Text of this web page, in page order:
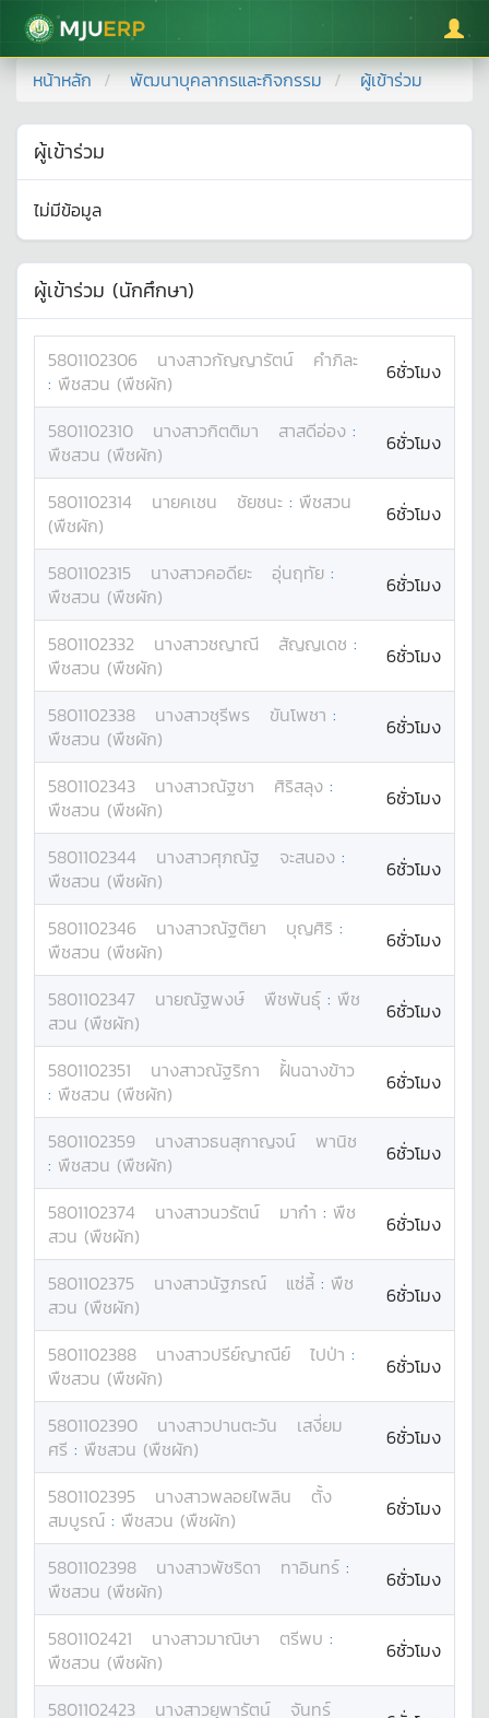
มหาวิทยาลัยแม่โจ้
หน้าหลัก พัฒนาบุคลากรและกิจกรรม ผู้เข้าร่วม
ผู้เข้าร่วม
ไม่มีข้อมูล
ผู้เข้าร่วม (นักศึกษา)
5801102306 นางสาวกัญญารัตน์
คำภิละ
: พืชสวน (พืชผัก) 6ชั่วโมง
5801102310 นางสาวกิตติมา สาสดีอ่อง :
พืชสวน (พืชผัก)
6ชั่วโมง
5801102314 นายคเชน ชัยชนะ : พืชสวน
(พืชผัก)
6ชั่วโมง
5801102315 นางสาวคอดียะ อุ่นฤทัย :
พืชสวน (พืชผัก)
6ชั่วโมง
5801102332 นางสาวชญาณี สัญญเดช :
พืชสวน (พืชผัก)
6ชั่วโมง
5801102338 นางสาวชุรีพร ขันโพชา :
พืชสวน (พืชผัก)
6ชั่วโมง
5801102343 นางสาวณัฐชา ศิริสลุง :
พืชสวน (พืชผัก)
6ชั่วโมง
5801102344 นางสาวศุภณัฐ จะสนอง :
พืชสวน (พืชผัก)
6ชั่วโมง
5801102346 นางสาวณัฐติยา บุญศิริ :
พืชสวน (พืชผัก)
6ชั่วโมง
5801102347 นายณัฐพงษ์ พืชพันธุ์ : พืช
สวน (พืชผัก)
6ชั่วโมง
5801102351 นางสาวณัฐริกา
ฝั้นฉางข้าว
: พืชสวน (พืชผัก) 6ชั่วโมง
5801102359 นางสาวธนสุกาญจน์
พานิช
: พืชสวน (พืชผัก) 6ชั่วโมง
5801102374 นางสาวนวรัตน์ มาก๋า : พืช
สวน (พืชผัก)
6ชั่วโมง
5801102375 นางสาวนัฐภรณ์ แซ่ลี้ : พืช
สวน (พืชผัก)
6ชั่วโมง
5801102388 นางสาวปรีย์ญาณีย์ ไปป่า :
พืชสวน (พืชผัก)
6ชั่วโมง
5801102390 นางสาวปานตะวัน
เสงี่ยม
ศรี : พืชสวน (พืชผัก) 6ชั่วโมง
5801102395 นางสาวพลอยไพลิน
ตั้ง
สมบูรณ์ : พืชสวน (พืชผัก) 6ชั่วโมง
5801102398 นางสาวพัชริดา ทาอินทร์ :
พืชสวน (พืชผัก)
6ชั่วโมง
5801102421 นางสาวมาณิษา ตรีพบ :
พืชสวน (พืชผัก)
6ชั่วโมง
5801102423 นางสาวยุพารัตน์
จันทร์